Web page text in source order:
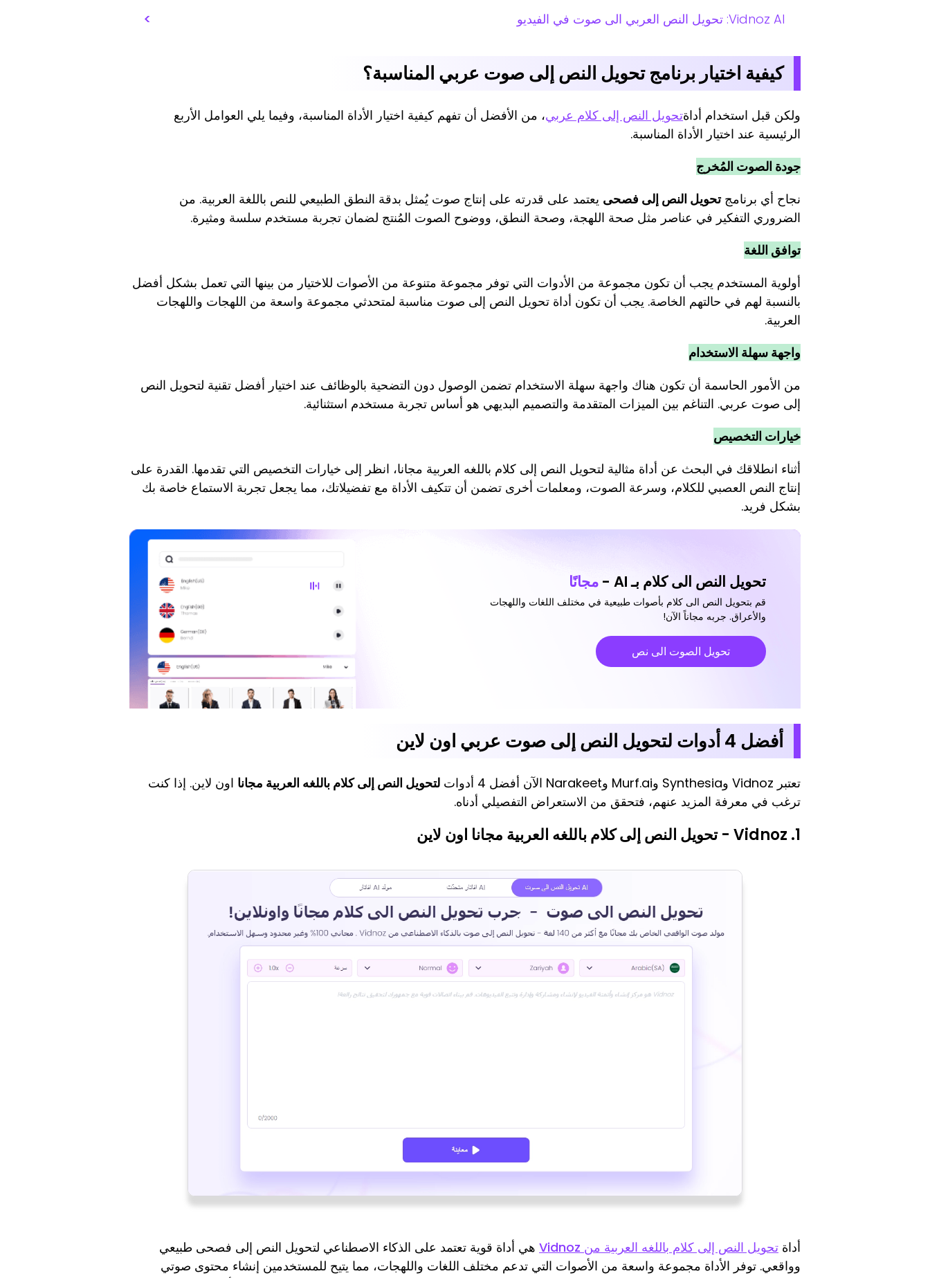
Vidnoz AI: تحويل النص العربي الى صوت في الفيديو
كيفية اختيار برنامج تحويل النص إلى صوت عربي المناسبة؟
ولكن قبل استخدام أداةتحويل النص إلى كلام عربي، من الأفضل أن تفهم كيفية اختيار الأداة المناسبة، وفيما يلي العوامل الأربع
الرئيسية عند اختيار الأداة المناسبة.
جودة الصوت المُخرج
نجاح أي برنامجتحويل النص إلى فصحى يعتمد على قدرته على إنتاج صوت يُمثل بدقة النطق الطبيعي للنص باللغة العربية. من
الضروري التفكير في عناصر مثل صحة اللهجة، وصحة النطق، ووضوح الصوت المُنتج لضمان تجربة مستخدم سلسة ومثيرة.
توافق اللغة
أولوية المستخدم يجب أن تكون مجموعة من الأدوات التي توفر مجموعة متنوعة من الأصوات للاختيار من بينها التي تعمل بشكل أفضل
بالنسبة لهم في حالتهم الخاصة. يجب أن تكون أداة تحويل النص إلى صوت مناسبة لمتحدثي مجموعة واسعة من اللهجات واللهجات
العربية.
واجهة سهلة الاستخدام
من الأمور الحاسمة أن تكون هناك واجهة سهلة الاستخدام تضمن الوصول دون التضحية بالوظائف عند اختيار أفضل تقنية لتحويل النص
إلى صوت عربي. التناغم بين الميزات المتقدمة والتصميم البديهي هو أساس تجربة مستخدم استثنائية.
خيارات التخصيص
أثناء انطلاقك في البحث عن أداة مثالية لتحويل النص إلى كلام باللغه العربية مجانا، انظر إلى خيارات التخصيص التي تقدمها. القدرة على
إنتاج النص العصبي للكلام، وسرعة الصوت، ومعلمات أخرى تضمن أن تتكيف الأداة مع تفضيلاتك، مما يجعل تجربة الاستماع خاصة بك
بشكل فريد.
تحويل النص الى كلام بـ AI - مجانًا
قم بتحويل النص الى كلام بأصوات طبيعية في مختلف اللغات واللهجات
والأعراق. جربه مجاناً الآن!
تحويل الصوت الى نص
أفضل 4 أدوات لتحويل النص إلى صوت عربي اون لاين
تعتبر Vidnoz وSynthesia وMurf.ai وNarakeet الآن أفضل 4 أدوات لتحويل النص إلى كلام باللغه العربية مجانا اون لاين. إذا كنت
ترغب في معرفة المزيد عنهم، فتحقق من الاستعراض التفصيلي أدناه.
1. Vidnoz - تحويل النص إلى كلام باللغه العربية مجانا اون لاين
أداة تحويل النص إلى كلام باللغه العربية من Vidnoz
هي أداة قوية تعتمد على الذكاء الاصطناعي لتحويل النص إلى فصحى طبيعي
وواقعي. توفر الأداة مجموعة واسعة من الأصوات التي تدعم مختلف اللغات واللهجات، مما يتيح للمستخدمين إنشاء محتوى صوتي